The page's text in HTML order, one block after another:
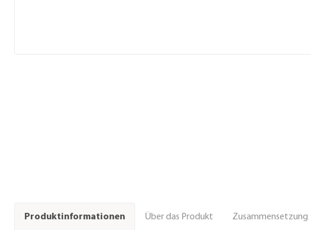
Produktinformationen Über das Produkt Zusammensetzung